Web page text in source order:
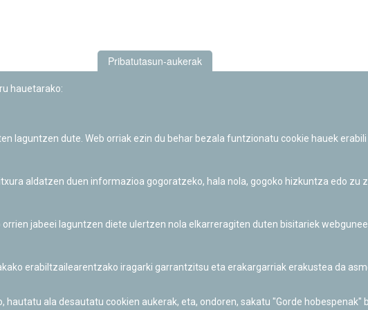
Pribatutasun-aukerak
hauetarako:
laguntzen dute. Web orriak ezin du behar bezala funtzionatu cookie hauek erabili
aldatzen duen informazioa gogoratzeko, hala nola, gogoko hizkuntza edo zu
jabeei laguntzen diete ulertzen nola elkarreragiten duten bisitariek
erabiltzailearentzako iragarki garrantzitsu eta erakargarriak erakustea da
ala desautatu cookien aukerak, eta, ondoren, sakatu "Gorde hobespenak"